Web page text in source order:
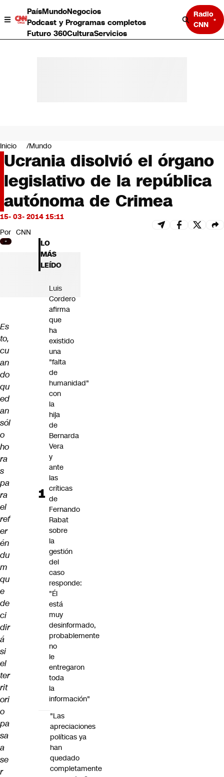
PaísMundoNegocios
Podcast y Programas completos
Futuro 360CulturaServicios
Radio
CNN
Negocios
Deportes
Programas completos
Cultura
Servicios
Bits
CNN tiempo
Futuro 360
Opinión
Inicio Mundo
Ucrania disolvió el órgano
legislativo de la república
autónoma de Crimea
15- 03- 2014 15:11
Por CNN
Es
to,
cu
an
do
qu
ed
an
sól
o
ho
ra
s
pa
ra
el
ref
er
én
du
m
qu
e
de
ci
dir
á
si
el
ter
rit
ori
o
pa
sa
a
se
r
LO
MÁS
LEÍDO
Luis
Cordero
afirma
que
ha
existido
una
"falta
de
humanidad"
con
la
hija
de
Bernarda
Vera
y
ante
las
críticas
de
Fernando
Rabat
sobre
la
gestión
del
caso
responde:
"Él
está
muy
desinformado,
probablemente
no
le
entregaron
toda
la
información"
"Las
apreciaciones
políticas ya
han
quedado
completamente